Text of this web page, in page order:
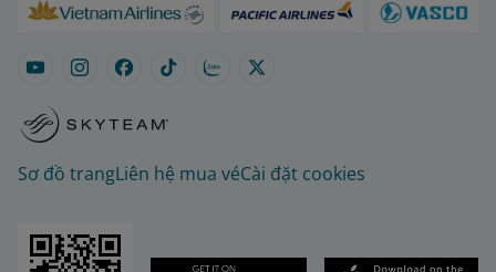
Sơ đồ trangLiên hệ mua véCài đặt cookies